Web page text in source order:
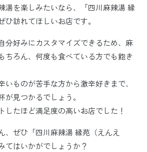
湯を楽しみたいなら、「四川麻辣湯 縁
訪れてほしいお店です。
分好みにカスタマイズできるため、麻
ちろん、何度も食べている方でも飽き
いものが苦手な方から激辛好きまで、
見つかるでしょう。
したほど満足度の高いお店でした！
、ぜひ「四川麻辣湯 縁苑（えんえ
てはいかがでしょうか？